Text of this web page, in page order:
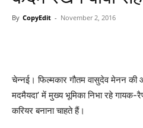
By CopyEdit - November 2, 2016
चेन्नई। फिल्मकार गौतम वासुदेव मेनन की
मदमैयदा’ में मुख्य भूमिका निभा रहे गायक-
करियर बनाना चाहते हैं।